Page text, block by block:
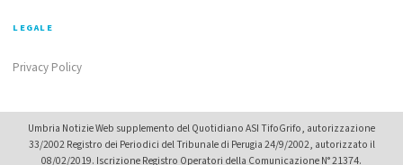
LEGALE
Privacy Policy
Umbria Notizie Web supplemento del Quotidiano ASI TifoGrifo, autorizzazione
33/2002 Registro dei Periodici del Tribunale di Perugia 24/9/2002, autorizzato il
08/02/2019. Iscrizione Registro Operatori della Comunicazione N° 21374.